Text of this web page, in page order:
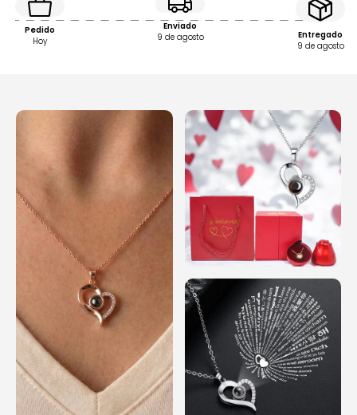
Pedido
Hoy
Enviado
9 de agosto
Entregado
9 de agosto